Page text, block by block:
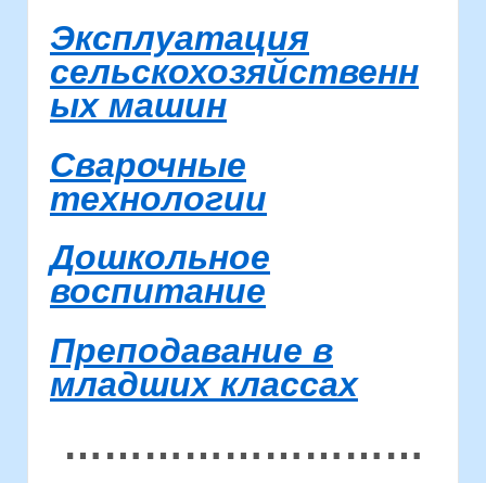
Эксплуатация
сельскохозяйственн
ых машин
Сварочные
технологии
Дошкольное
воспитание
Преподавание в
младших классах
………………………